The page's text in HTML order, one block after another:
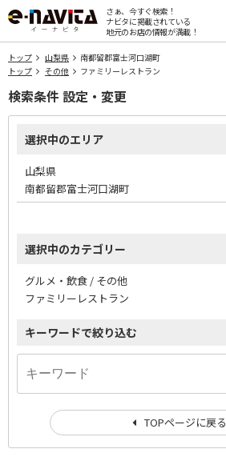
さぁ、今すぐ検索！
ナビタに掲載されている
地元のお店の情報が満載！
トップ 山梨県
南都留郡富士河口湖町
トップ
その他 ファミリーレストラン
検索条件 設定・変更
選択中のエリア
山梨県
南都留郡富士河口湖町
選択中のカテゴリー
グルメ・飲食 / その他
ファミリーレストラン
キーワードで絞り込む
TOPページに戻る